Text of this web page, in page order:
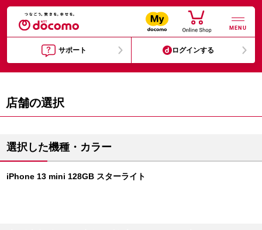
MENU
サポート ログインする
店舗の選択
選択した機種・カラー
iPhone 13 mini 128GB スターライト